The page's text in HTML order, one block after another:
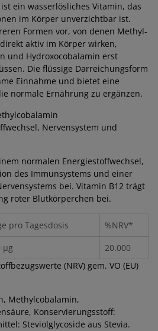
ein wasserlösliches Vitamin, das
im Körper unverzichtbar ist.
Formen vor, von denen Methyl-
aktiv im Körper wirken,
und Hydroxocobalamin erst
Die flüssige Darreichungsform
Einnahme und bietet eine
normale Ernährung zu ergänzen.
Nervensystem und
normalen Energiestoffwechsel,
des Immunsystems und einer
bei. Vitamin B12 trägt
roter Blutkörperchen bei.
pro Tagesdosis
%NRV*
µg
20.000
(NRV) gem. VO (EU)
Methylcobalamin,
Konservierungsstoff:
Steviolglycoside aus Stevia.